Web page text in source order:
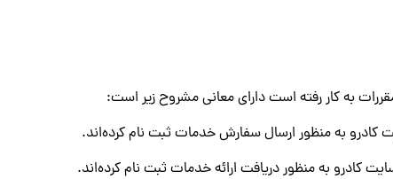
به کار رفته است دارای معانی مشروح زیر است: